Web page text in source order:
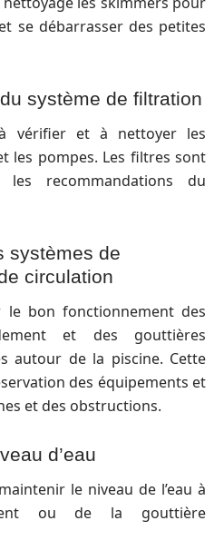
se débarrasser des petites
système de filtration
vérifier et à nettoyer les
les pompes. Les filtres sont
recommandations du
systèmes de
circulation
le bon fonctionnement des
et des gouttières
autour de la piscine. Cette
des équipements et
et des obstructions.
d’eau
le niveau de l’eau à
ou de la gouttière